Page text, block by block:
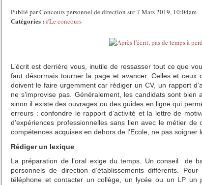
Publié par Concours personnel de direction sur 7 Mars 2019, 10:04am
Catégories : #Le concours
L’écrit est derrière vous, inutile de ressasser tout ce que
faut désormais tourner la page et avancer. Celles et ceux
doivent le faire urgemment car rédiger un CV, un rapport
ne s’improvise pas. Généralement, les candidats sont bien
sinon il existe des ouvrages ou des guides en ligne qui
erreurs : confondre le rapport d’activité et la lettre de
d’expériences professionnelles sans lien avec le métier de
compétences acquises en dehors de l’Ecole, ne pas soigner
Rédiger un lexique
La préparation de l’oral exige du temps. Un conseil de
personnels de direction d’établissements différents.
téléphone et contacter un collège, un lycée ou un LP un